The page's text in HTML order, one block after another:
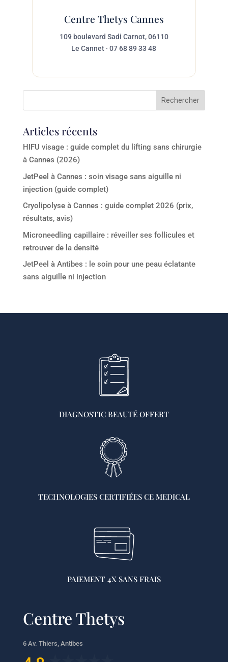
Centre Thetys Cannes
109 boulevard Sadi Carnot, 06110
Le Cannet · 07 68 89 33 48
Articles récents
HIFU visage : guide complet du lifting sans chirurgie
à Cannes (2026)
JetPeel à Cannes : soin visage sans aiguille ni
injection (guide complet)
Cryolipolyse à Cannes : guide complet 2026 (prix,
résultats, avis)
Microneedling capillaire : réveiller ses follicules et
retrouver de la densité
JetPeel à Antibes : le soin pour une peau éclatante
sans aiguille ni injection
DIAGNOSTIC BEAUTÉ OFFERT
TECHNOLOGIES CERTIFIÉES CE MEDICAL
PAIEMENT 4X SANS FRAIS
Centre Thetys
6 Av. Thiers, Antibes